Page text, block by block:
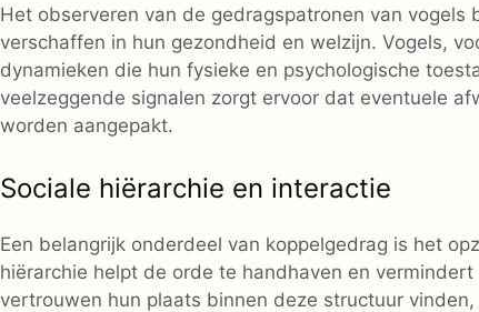
Het observeren van de gedragspatronen van vogels
verschaffen in hun gezondheid en welzijn. Vogels,
dynamieken die hun fysieke en psychologische
veelzeggende signalen zorgt ervoor dat eventuele
worden aangepakt.
Sociale hiërarchie en interactie
Een belangrijk onderdeel van koppelgedrag is het
hiërarchie helpt de orde te handhaven en
vertrouwen hun plaats binnen deze structuur